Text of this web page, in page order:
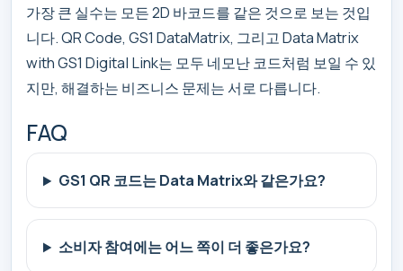
가장 큰 실수는 모든 2D 바코드를 같은 것으로 보는 것입
니다. QR Code, GS1 DataMatrix, 그리고 Data Matrix
with GS1 Digital Link는 모두 네모난 코드처럼 보일 수 있
지만, 해결하는 비즈니스 문제는 서로 다릅니다.
FAQ
GS1 QR 코드는 Data Matrix와 같은가요?
소비자 참여에는 어느 쪽이 더 좋은가요?